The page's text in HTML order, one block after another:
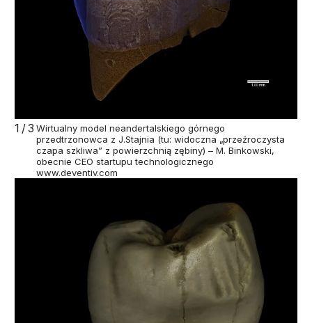
1/3 Wirtualny model neandertalskiego górnego
przedtrzonowca z J.Stajnia (tu: widoczna „przeźroczysta
czapa szkliwa” z powierzchnią zębiny) – M. Binkowski,
obecnie CEO startupu technologicznego
www.deventiv.com